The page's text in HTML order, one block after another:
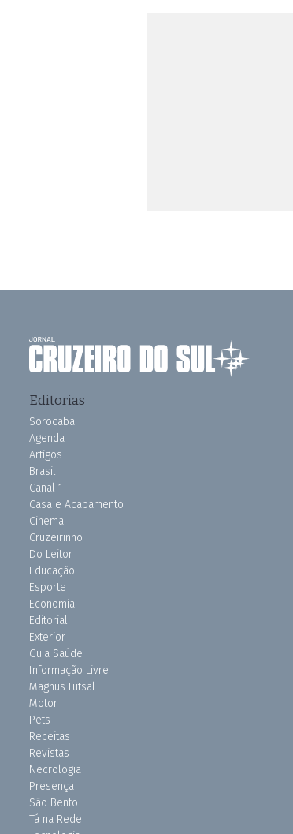
Editorias
Sorocaba
Agenda
Artigos
Brasil
Canal 1
Casa e Acabamento
Cinema
Cruzeirinho
Do Leitor
Educação
Esporte
Economia
Editorial
Exterior
Guia Saúde
Informação Livre
Magnus Futsal
Motor
Pets
Receitas
Revistas
Necrologia
Presença
São Bento
Tá na Rede